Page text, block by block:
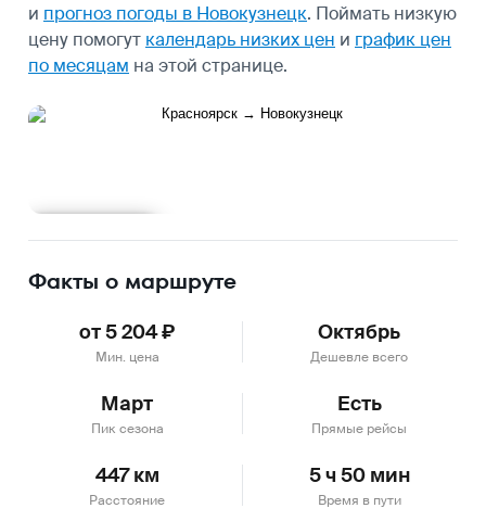
и прогноз погоды в Новокузнецк. Поймать низкую
цену помогут календарь низких цен и график цен
по месяцам на этой странице.
Факты о маршруте
от 5 204 ₽
Мин. цена
Октябрь
Дешевле всего
Март
Пик сезона
Есть
Прямые рейсы
447 км
Расстояние
5 ч 50 мин
Время в пути